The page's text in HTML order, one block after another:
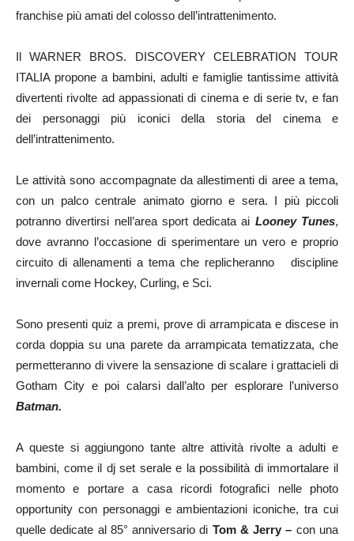
franchise più amati del colosso dell’intrattenimento.
Il WARNER BROS. DISCOVERY CELEBRATION TOUR
ITALIA propone a bambini, adulti e famiglie tantissime attività
divertenti rivolte ad appassionati di cinema e di serie tv, e fan
dei personaggi più iconici della storia del cinema e
dell’intrattenimento.
Le attività sono accompagnate da allestimenti di aree a tema,
con un palco centrale animato giorno e sera. I più piccoli
potranno divertirsi nell’area sport dedicata ai Looney Tunes,
dove avranno l’occasione di sperimentare un vero e proprio
circuito di allenamenti a tema che replicheranno discipline
invernali come Hockey, Curling, e Sci.
Sono presenti quiz a premi, prove di arrampicata e discese in
corda doppia su una parete da arrampicata tematizzata, che
permetteranno di vivere la sensazione di scalare i grattacieli di
Gotham City e poi calarsi dall’alto per esplorare l’universo
Batman.
A queste si aggiungono tante altre attività rivolte a adulti e
bambini, come il dj set serale e la possibilità di immortalare il
momento e portare a casa ricordi fotografici nelle photo
opportunity con personaggi e ambientazioni iconiche, tra cui
quelle dedicate al 85° anniversario di Tom & Jerry – con una